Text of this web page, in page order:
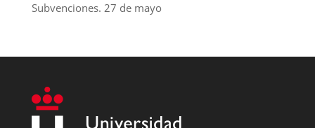
Subvenciones. 27 de mayo